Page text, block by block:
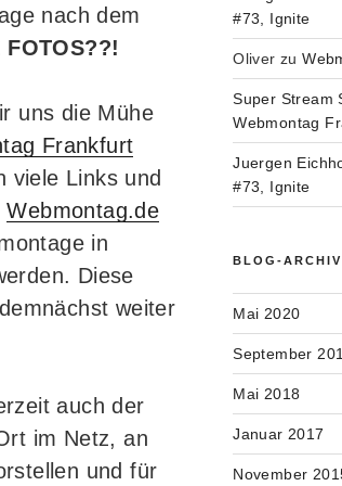
nach dem
FOTOS??!
uns die Mühe
Frankfurt
viele Links und
Webmontag.de
in
Diese
weiter
auch der
im Netz, an
und für
#73, Ignite
Oliver zu
Super Stream
Webmontag
Juergen
#73, Ignite
BLOG-ARCHIV
Mai 2020
September
Mai 2018
Januar 2017
November